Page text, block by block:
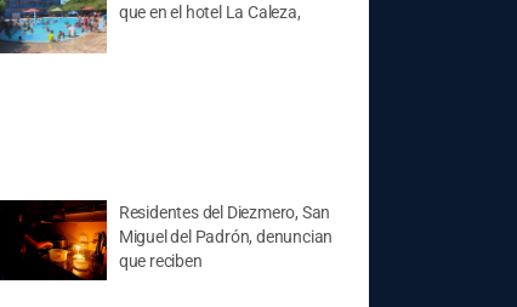
que en el hotel La Caleza,
Residentes del Diezmero, San
Miguel del Padrón, denuncian
que reciben